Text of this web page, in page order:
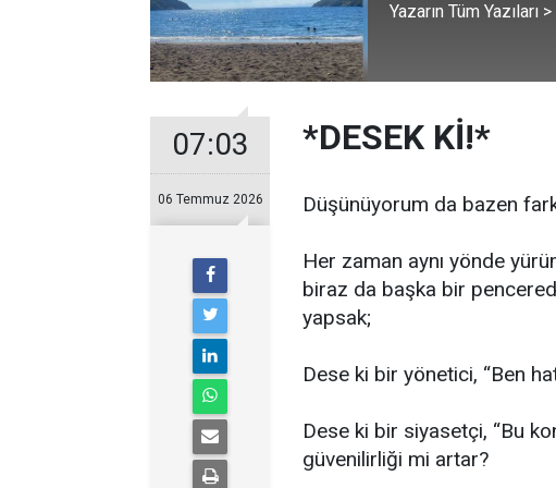
Yazarın Tüm Yazıları >
07:03
06 Temmuz 2026
*DESEK Kİ!*
Düşünüyorum da bazen
Her zaman aynı yönde
biraz da başka bir
yapsak;
Dese ki bir yönetici, “Ben
Dese ki bir siyasetçi, “Bu
güvenilirliği mi artar?